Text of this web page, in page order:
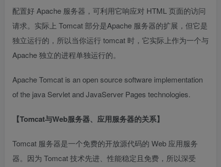
配置好 Apache 服务器，可利用它响应对 HTML 页面的访问
请求。实际上 Tomcat 部分是Apache 服务器的扩展，但它是
独立运行的，所以当你运行 tomcat 时，它实际上作为一个与
Apache 独立的进程单独运行的。
Apache Tomcat is an open source software implementation
of the java Servlet and JavaServer Pages technologies.
【Tomcat与Web服务器、应用服务器的关系】
Tomcat 服务器是一个免费的开放源代码的 Web 应用服务
器。因为 Tomcat 技术先进、性能稳定且免费，所以深受